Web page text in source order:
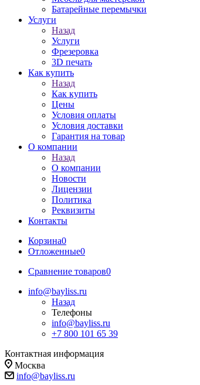
Батарейные перемычки
Услуги
Назад
Услуги
Фрезеровка
3D печать
Как купить
Назад
Как купить
Цены
Условия оплаты
Условия доставки
Гарантия на товар
О компании
Назад
О компании
Новости
Лицензии
Политика
Реквизиты
Контакты
Корзина0
Отложенные0
Сравнение товаров0
info@bayliss.ru
Назад
Телефоны
info@bayliss.ru
+7 800 101 65 39
Контактная информация
Москва
info@bayliss.ru